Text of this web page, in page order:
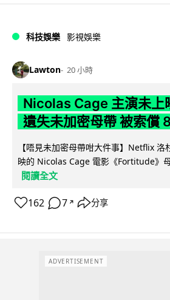
科技娛樂 影視娛樂
Lawton 20 小時
Nicolas Cage 主演未
遺失未加密母帶 被索償
【唔見未加密母帶咁大件事】Netflix 洛
映的 Nicolas Cage 電影《Fortitude》
閱讀全文
162 7 ↗ 分享
ADVERTISEMENT